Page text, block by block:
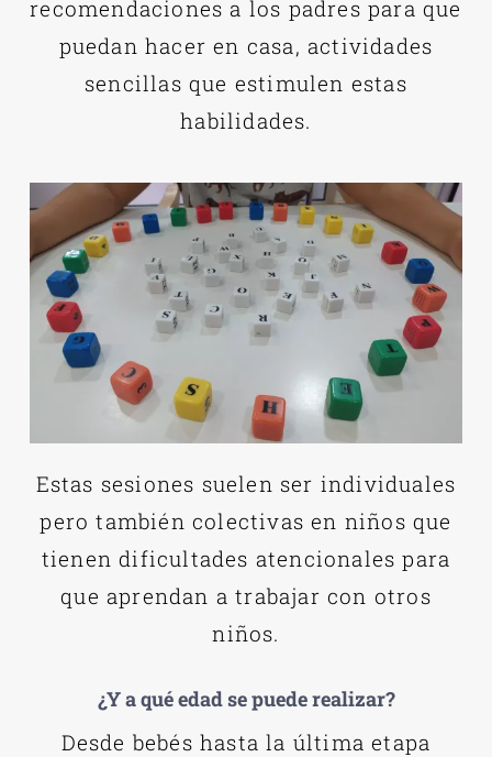
recomendaciones a los padres para que
puedan hacer en casa, actividades
sencillas que estimulen estas
habilidades.
Estas sesiones suelen ser individuales
pero también colectivas en niños que
tienen dificultades atencionales para
que aprendan a trabajar con otros
niños.
¿Y a qué edad se puede realizar?
Desde bebés hasta la última etapa